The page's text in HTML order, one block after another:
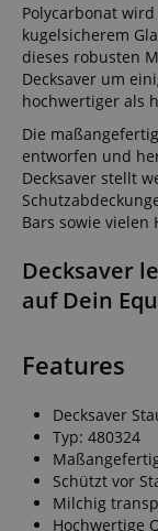
Polycarbonat
kugelsicherem
dieses robusten
Decksaver um
hochwertiger als
Die
entworfen und
Decksaver stellt
Bars sowie vielen
Decksaver
auf Dein
Features
Decksaver
Typ: 480324
Schützt vor
Milchig
Hochwertige